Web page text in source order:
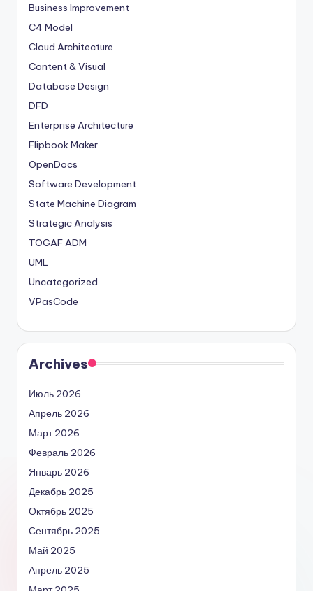
Business Improvement
C4 Model
Cloud Architecture
Content & Visual
Database Design
DFD
Enterprise Architecture
Flipbook Maker
OpenDocs
Software Development
State Machine Diagram
Strategic Analysis
TOGAF ADM
UML
Uncategorized
VPasCode
Archives
Июль 2026
Апрель 2026
Март 2026
Февраль 2026
Январь 2026
Декабрь 2025
Октябрь 2025
Сентябрь 2025
Май 2025
Апрель 2025